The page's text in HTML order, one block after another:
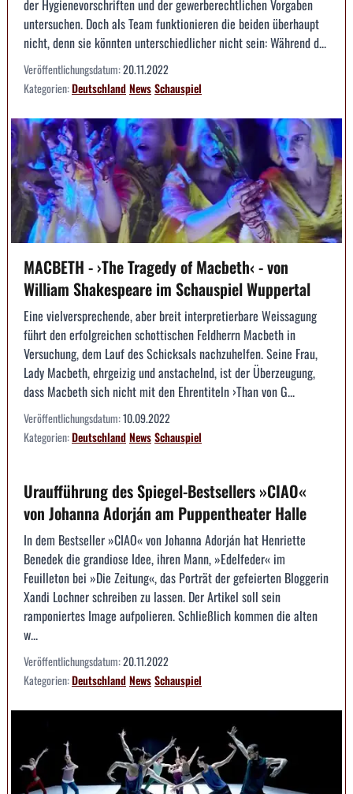
der Hygienevorschriften und der gewerberechtlichen Vorgaben
untersuchen. Doch als Team funktionieren die beiden überhaupt
nicht, denn sie könnten unterschiedlicher nicht sein: Während d...
Veröffentlichungsdatum:20.11.2022
Kategorien:DeutschlandNewsSchauspiel
MACBETH - ›The Tragedy of Macbeth‹ - von
William Shakespeare im Schauspiel Wuppertal
Eine vielversprechende, aber breit interpretierbare Weissagung
führt den erfolgreichen schottischen Feldherrn Macbeth in
Versuchung, dem Lauf des Schicksals nachzuhelfen. Seine Frau,
Lady Macbeth, ehrgeizig und anstachelnd, ist der Überzeugung,
dass Macbeth sich nicht mit den Ehrentiteln ›Than von G...
Veröffentlichungsdatum:10.09.2022
Kategorien:DeutschlandNewsSchauspiel
Uraufführung des Spiegel-Bestsellers »CIAO«
von Johanna Adorján am Puppentheater Halle
In dem Bestseller »CIAO« von Johanna Adorján hat Henriette
Benedek die grandiose Idee, ihren Mann, »Edelfeder« im
Feuilleton bei »Die Zeitung«, das Porträt der gefeierten Bloggerin
Xandi Lochner schreiben zu lassen. Der Artikel soll sein
ramponiertes Image aufpolieren. Schließlich kommen die alten
w...
Veröffentlichungsdatum:20.11.2022
Kategorien:DeutschlandNewsSchauspiel